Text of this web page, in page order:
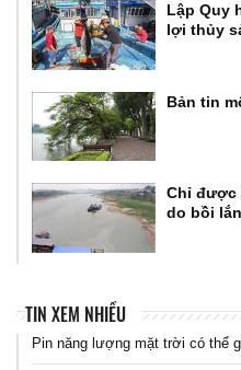
Lập Quy
lợi thủy
Bản tin
Chỉ được
do bồi
TIN XEM NHIỀU
Pin năng lượng mặt trời có thể